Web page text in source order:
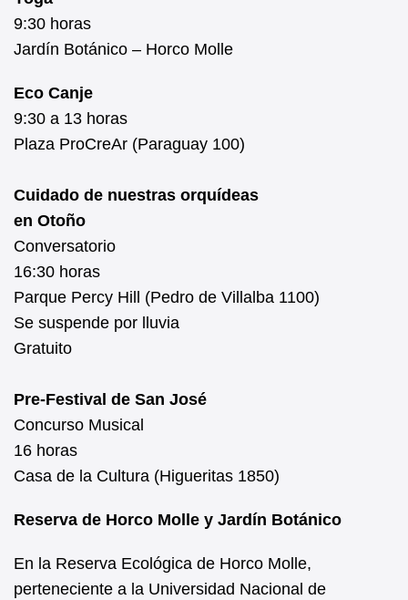
9:30 horas
Jardín Botánico – Horco Molle
Eco Canje
9:30 a 13 horas
Plaza ProCreAr (Paraguay 100)
Cuidado de nuestras orquídeas
en Otoño
Conversatorio
16:30 horas
Parque Percy Hill (Pedro de Villalba 1100)
Se suspende por lluvia
Gratuito
Pre-Festival de San José
Concurso Musical
16 horas
Casa de la Cultura (Higueritas 1850)
Reserva de Horco Molle y Jardín Botánico
En la Reserva Ecológica de Horco Molle,
perteneciente a la Universidad Nacional de